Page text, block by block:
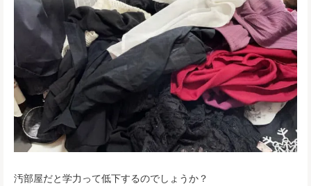
汚部屋だと学力って低下するのでしょうか？